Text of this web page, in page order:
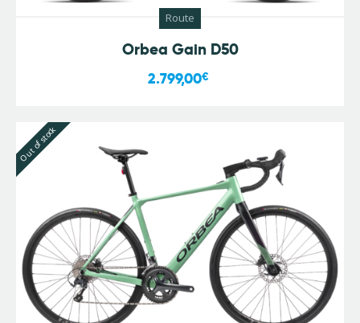
Route
Orbea Gain D50
2.799,00€
Out of stock